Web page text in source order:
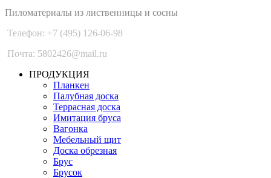
Пиломатериалы из лиственницы и сосны
Телефон: +7 (495) 126-06-98
Почта: 5802426@mail.ru
ПРОДУКЦИЯ
Планкен
Палубная доска
Террасная доска
Имитация бруса
Вагонка
Мебельный щит
Доска обрезная
Брус
Брусок